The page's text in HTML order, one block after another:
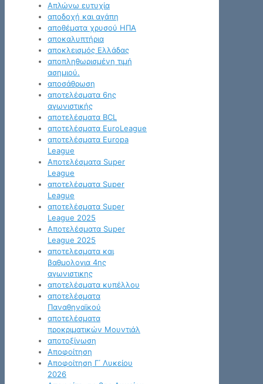
Απλώνω ευτυχία
αποδοχή και αγάπη
αποθέματα χρυσού ΗΠΑ
αποκαλυπτήρια
αποκλεισμός Ελλάδας
αποπληθωρισμένη τιμή
ασημιού.
αποσάθρωση
αποτελέσματα 6ης
αγωνιστικής
αποτελέσματα BCL
αποτελέσματα EuroLeague
αποτελέσματα Europa
League
Αποτελέσματα Super
League
αποτελέσματα Super
League
αποτελέσματα Super
League 2025
Αποτελέσματα Super
League 2025
αποτελεσματα και
βαθμολογια 4ης
αγωνιστικης
αποτελέσματα κυπέλλου
αποτελέσματα
Παναθηναϊκού
αποτελέσματα
προκριματικών Μουντιάλ
αποτοξίνωση
Αποφοίτηση
Αποφοίτηση Γ΄ Λυκείου
2026